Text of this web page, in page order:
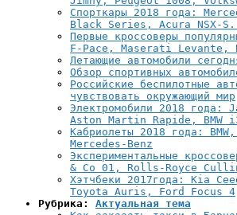
Спорткары 2018 года:
Black Series, Acura NSX-
Первые кроссоверы
F-Pace, Maserati Levante,
Летающие автомобили
Обзор спортивных
Российские беспилотные
чувствовать окружающий мир
Электромобили 2018 года:
Aston Martin Rapide, BMW
Кабриолеты 2018 года:
Mercedes-Benz
Экспериментальные
& Co 01, Rolls-Royce
Хэтчбеки 2017года: Kia
Toyota Auris, Ford Focus 4
Рубрика: Актуальная тема